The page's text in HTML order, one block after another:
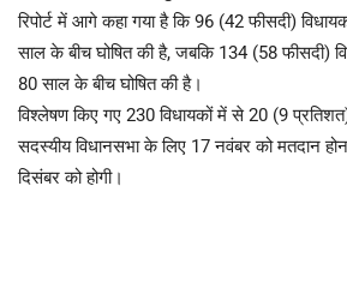
रिपोर्ट में आगे कहा गया है कि 96 (42 फीसदी)
साल के बीच घोषित की है, जबकि 134 (58 फीसदी)
80 साल के बीच घोषित की है।
विश्लेषण किए गए 230 विधायकों में से 20 (9
सदस्यीय विधानसभा के लिए 17 नवंबर को मतदान
दिसंबर को होगी।